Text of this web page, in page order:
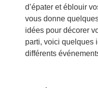
d’épater et éblouir
vous donne
idées pour décorer
parti, voici quelques
différents